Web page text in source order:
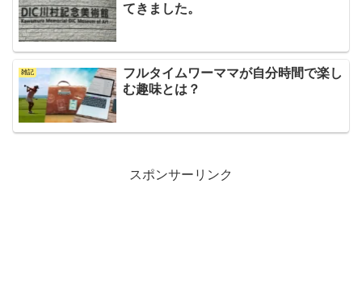
てきました。
雑記
フルタイムワーママが自分時間で楽し
む趣味とは？
スポンサーリンク